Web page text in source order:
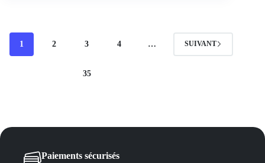
1 2 3 4 …
35
SUIVANT
Paiements sécurisés